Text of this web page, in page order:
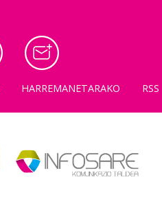
HARREMANETARAKO RSS